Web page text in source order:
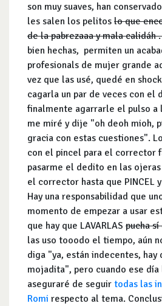
son muy suaves, han
les salen los pelitos lo que
de la pabrezaaa y mala calidáh
bien hechas, permiten un
profesionals de mujer grande
vez que las usé, quedé en
cagarla un par de veces con el
finalmente agarrarle el pulso a
me miré y dije "oh deoh mioh,
gracia con estas cuestiones".
con el pincel para el corrector
pasarme el dedito en las
el corrector hasta que PINCEL
Hay una responsabilidad que
momento de empezar a usar
que hay que LAVARLAS pucha
las uso tooodo el tiempo, aún
diga "ya, están indecentes, hay
mojadita", pero cuando ese
aseguraré de seguir todas las
Romi respecto al tema.